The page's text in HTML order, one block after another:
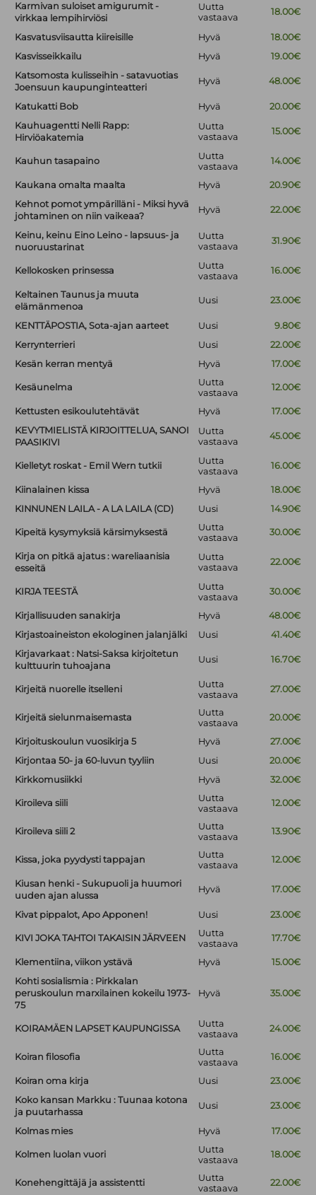
Karmivan suloiset amigurumit -
virkkaa lempihirviösi
Uutta
vastaava
18.00€
Kasvatusviisautta kiireisille Hyvä
18.00€
Kasvisseikkailu
Hyvä
19.00€
Katsomosta kulisseihin - satavuotias
Joensuun kaupunginteatteri
Hyvä 48.00€
Katukatti Bob Hyvä
20.00€
Kauhuagentti Nelli Rapp:
Hirviöakatemia
Uutta
vastaava
15.00€
Kauhun tasapaino
Uutta
vastaava
14.00€
Kaukana omalta maalta Hyvä
20.90€
Kehnot pomot ympärilläni - Miksi hyvä
johtaminen on niin vaikeaa?
Hyvä 22.00€
Keinu, keinu Eino Leino - lapsuus- ja
nuoruustarinat
Uutta
vastaava
31.90€
Kellokosken prinsessa
Uutta
vastaava
16.00€
Keltainen Taunus ja muuta
elämänmenoa
Uusi 23.00€
KENTTÄPOSTIA, Sota-ajan aarteet Uusi
9.80€
Kerrynterrieri
Uusi
22.00€
Kesän kerran mentyä
Hyvä 17.00€
Kesäunelma
Uutta
vastaava
12.00€
Kettusten esikoulutehtävät Hyvä
17.00€
KEVYTMIELISTÄ KIRJOITTELUA, SANOI
PAASIKIVI
Uutta
vastaava
45.00€
Kielletyt roskat - Emil Wern tutkii
Uutta
vastaava
16.00€
Kiinalainen kissa Hyvä
18.00€
KINNUNEN LAILA - A LA LAILA (CD)
Uusi 14.90€
Kipeitä kysymyksiä kärsimyksestä
Uutta
vastaava
30.00€
Kirja on pitkä ajatus : wareliaanisia
esseitä
Uutta
vastaava
22.00€
KIRJA TEESTÄ
Uutta
vastaava
30.00€
Kirjallisuuden sanakirja Hyvä
48.00€
Kirjastoaineiston ekologinen jalanjälki
Uusi
41.40€
Kirjavarkaat : Natsi-Saksa kirjoitetun
kulttuurin tuhoajana
Uusi 16.70€
Kirjeitä nuorelle itselleni
Uutta
vastaava
27.00€
Kirjeitä sielunmaisemasta
Uutta
vastaava
20.00€
Kirjoituskoulun vuosikirja 5 Hyvä
27.00€
Kirjontaa 50- ja 60-luvun tyyliin
Uusi
20.00€
Kirkkomusiikki
Hyvä 32.00€
Kiroileva siili
Uutta
vastaava
12.00€
Kiroileva siili 2
Uutta
vastaava
13.90€
Kissa, joka pyydysti tappajan
Uutta
vastaava
12.00€
Kiusan henki - Sukupuoli ja huumori
uuden ajan alussa
Hyvä 17.00€
Kivat pippalot, Apo Apponen! Uusi 23.00€
KIVI JOKA TAHTOI TAKAISIN JÄRVEEN
Uutta
vastaava
17.70€
Klementiina, viikon ystävä Hyvä
15.00€
Kohti sosialismia : Pirkkalan
peruskoulun marxilainen kokeilu 1973-
75
Hyvä 35.00€
KOIRAMÄEN LAPSET KAUPUNGISSA
Uutta
vastaava
24.00€
Koiran filosofia
Uutta
vastaava
16.00€
Koiran oma kirja Uusi
23.00€
Koko kansan Markku : Tuunaa kotona
ja puutarhassa
Uusi 23.00€
Kolmas mies Hyvä 17.00€
Kolmen luolan vuori
Uutta
vastaava
18.00€
Konehengittäjä ja assistentti
Uutta
vastaava
22.00€